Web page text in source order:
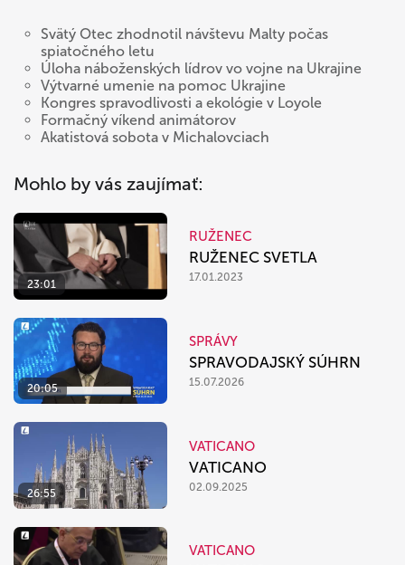
Svätý Otec zhodnotil návštevu Malty počas
spiatočného letu
Úloha náboženských lídrov vo vojne na Ukrajine
Výtvarné umenie na pomoc Ukrajine
Kongres spravodlivosti a ekológie v Loyole
Formačný víkend animátorov
Akatistová sobota v Michalovciach
Mohlo by vás zaujímať:
23:01
RUŽENEC
RUŽENEC SVETLA
17.01.2023
20:05
SPRÁVY
SPRAVODAJSKÝ SÚHRN
15.07.2026
26:55
VATICANO
VATICANO
02.09.2025
VATICANO